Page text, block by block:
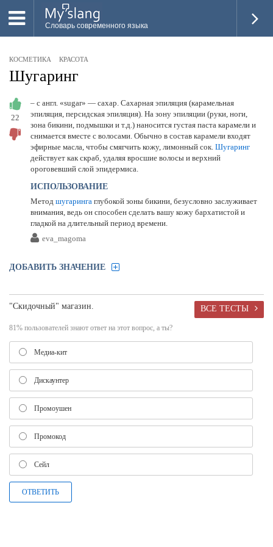
Словарь современного языка
НОВОЕ
ПОПУЛЯРНОЕ
ПРОВЕРИТЬ ЗНАНИЯ
ДОБАВИТЬ СЛОВО
ПРОСВЕТИТЕЛИ
ВОЙТИ
КОСМЕТИКА КРАСОТА
Шугаринг
22
– с англ. «sugar» — сахар. Сахарная эпиляция (карамельная
эпиляция, персидская эпиляция). На зону эпиляции (руки, ноги,
зона бикини, подмышки и т.д.) наносится густая паста карамели и
снимается вместе с волосами. Обычно в состав карамели входят
эфирные масла, чтобы смягчить кожу, лимонный сок. Шугаринг
действует как скраб, удаляя вросшие волосы и верхний
ороговевший слой эпидермиса.
ИСПОЛЬЗОВАНИЕ
Метод шугаринга глубокой зоны бикини, безусловно заслуживает
внимания, ведь он способен сделать вашу кожу бархатистой и
гладкой на длительный период времени.
eva_magoma
ДОБАВИТЬ ЗНАЧЕНИЕ
ВСЕ ТЕСТЫ
"Скидочный" магазин.
81% пользователей знают ответ на этот вопрос, а ты?
Медиа-кит
Дискаунтер
Промоушен
Промокод
Сейл